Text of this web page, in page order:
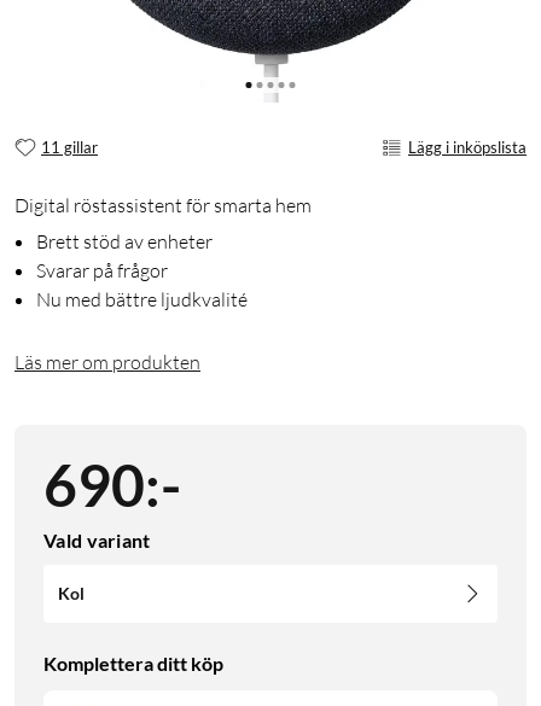
11 gillar Lägg i inköpslista
Digital röstassistent för smarta hem
Brett stöd av enheter
Svarar på frågor
Nu med bättre ljudkvalité
Läs mer om produkten
690:-
Vald variant
Kol
Komplettera ditt köp